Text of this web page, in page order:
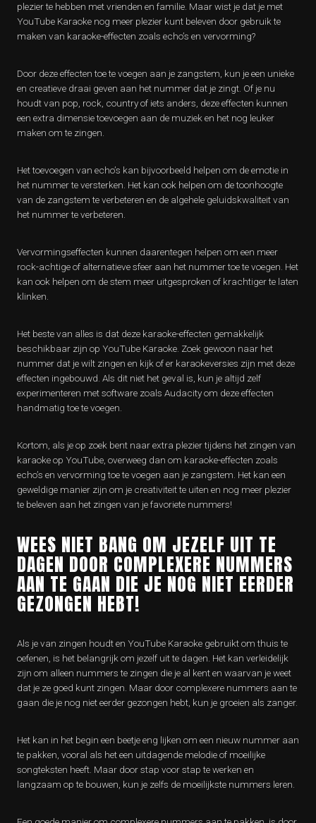
plezier te hebben met vrienden en familie. Maar wist je dat je met
YouTube Karaoke nog meer plezier kunt beleven door gebruik te
maken van karaoke-effecten zoals echo’s en vervorming?
Door deze effecten toe te voegen aan je zangstem, kun je een unieke
en creatieve draai geven aan het nummer dat je zingt. Of je nu
houdt van pop, rock, country of iets anders, deze effecten kunnen
een extra dimensie toevoegen aan de muziek en het nog leuker
maken om te zingen.
Het toevoegen van echo’s kan bijvoorbeeld helpen om de emotie in
het nummer te versterken. Het kan ook helpen om de toonhoogte
van de zangstem te verbeteren en de algehele geluidskwaliteit van
het nummer te verbeteren.
Vervormingseffecten kunnen daarentegen helpen om een ​​meer
rock-achtige of alternatieve sfeer aan het nummer toe te voegen. Het
kan ook helpen om de stem meer uitgesproken of krachtiger te laten
klinken.
Het beste van alles is dat deze karaoke-effecten gemakkelijk
beschikbaar zijn op YouTube Karaoke. Zoek gewoon naar het
nummer dat je wilt zingen en kijk of er karaokeversies zijn met deze
effecten ingebouwd. Als dit niet het geval is, kun je altijd zelf
experimenteren met software zoals Audacity om deze effecten
handmatig toe te voegen.
Kortom, als je op zoek bent naar extra plezier tijdens het zingen van
karaoke op YouTube, overweeg dan om karaoke-effecten zoals
echo’s en vervorming toe te voegen aan je zangstem. Het kan een
geweldige manier zijn om je creativiteit te uiten en nog meer plezier
te beleven aan het zingen van je favoriete nummers!
WEES NIET BANG OM JEZELF UIT TE
DAGEN DOOR COMPLEXERE NUMMERS
AAN TE GAAN DIE JE NOG NIET EERDER
GEZONGEN HEBT!
Als je van zingen houdt en YouTube Karaoke gebruikt om thuis te
oefenen, is het belangrijk om jezelf uit te dagen. Het kan verleidelijk
zijn om alleen nummers te zingen die je al kent en waarvan je weet
dat je ze goed kunt zingen. Maar door complexere nummers aan te
gaan die je nog niet eerder gezongen hebt, kun je groeien als zanger.
Het kan in het begin een beetje eng lijken om een nieuw nummer aan
te pakken, vooral als het een uitdagende melodie of moeilijke
songteksten heeft. Maar door stap voor stap te werken en
langzaam op te bouwen, kun je zelfs de moeilijkste nummers leren.